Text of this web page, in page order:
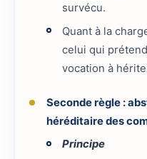
survécu.
Quant à la
celui qui
vocation à
Seconde règle :
héréditaire des
Principe